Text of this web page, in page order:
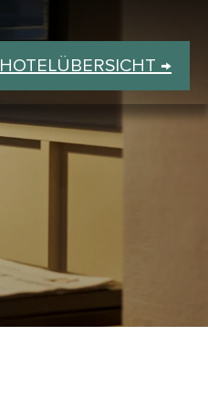
HOTELÜBERSICHT →